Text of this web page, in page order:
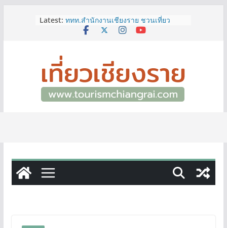
Latest: ททท.สำนักงานเชียงราย ชวนเที่ยว
เชียงรายหน้าฝน ให้ชุ่มฉ่ำหัวใจไปกับ
เลขสวย หมวด ขจ เปิดประมูลออนไลน์
แล้ววันนี้ เลขเด่น เลขมงคล ความหมาย
ดีมีให้เลือกหลากหลายทั้ง 301 หมายเลข
3 พิกัด ที่เที่ยวชมงานเทศกาลโล้ชิงช้า
ยกระดับตลาดสด 100 ปี สู่พิพิธภัณฑ์
ศิลปะมีชีวิต หนุนเศรษฐกิจสร้างสรรค์